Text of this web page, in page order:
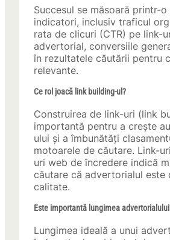
Succesul se măsoară printr-
indicatori, inclusiv traficul
rata de clicuri (CTR) pe link-
advertorial, conversiile
în rezultatele căutării pentru
relevante.
Ce rol joacă link building-ul?
Construirea de link-uri (link
importantă pentru a crește
ului și a îmbunătăți
motoarele de căutare. Link-
uri web de încredere indică
căutare că advertorialul este
calitate.
Este importantă lungimea
Lungimea ideală a unui